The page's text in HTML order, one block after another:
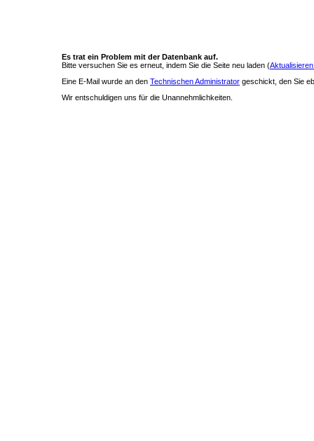
Es trat ein Problem mit der Datenbank auf.
Bitte versuchen Sie es erneut, indem Sie die Seite neu laden (
Eine E-Mail wurde an den Technischen Administrator geschickt, den Sie
Wir entschuldigen uns für die Unannehmlichkeiten.